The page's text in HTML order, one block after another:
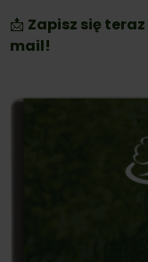
📩 Zapisz się
mail!